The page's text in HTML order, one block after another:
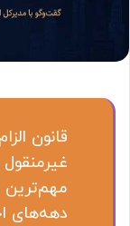
قانون
غیرمنقول
مهم‌ترین
دهه‌های